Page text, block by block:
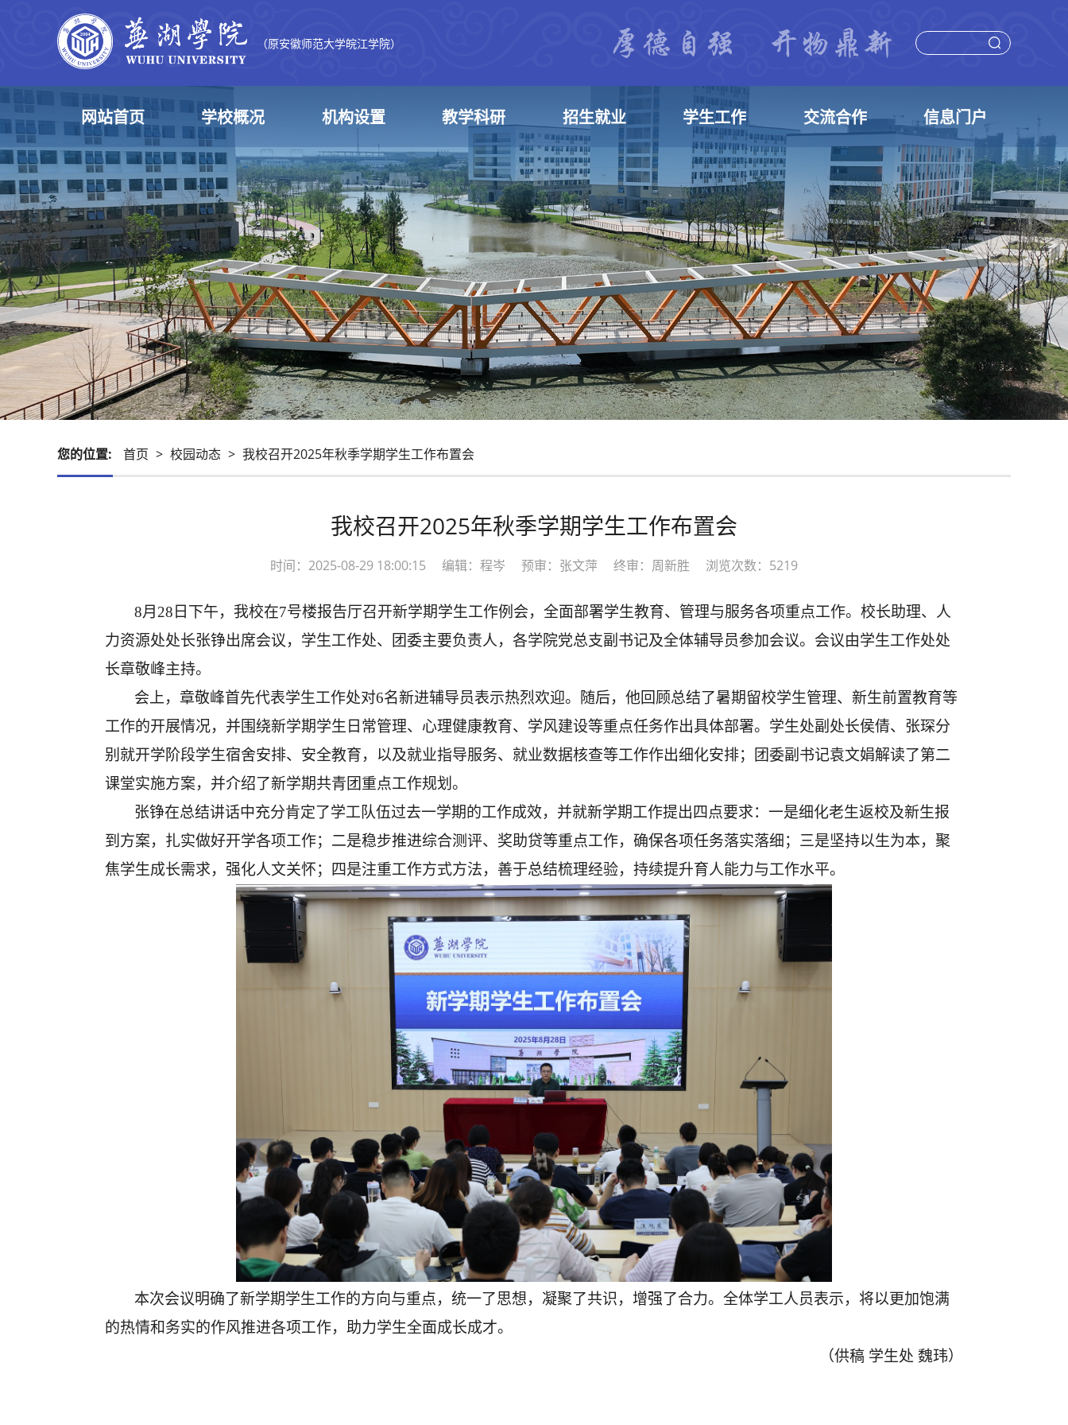
（原安徽师范大学皖江学院）
网站首页 学校概况 机构设置 教学科研 招生就业 学生工作 交流合作 信息门户
您的位置: 首页 > 校园动态 > 我校召开2025年秋季学期学生工作布置会
我校召开2025年秋季学期学生工作布置会
时间：2025-08-29 18:00:15 编辑：程岑 预审：张文萍 终审：周新胜 浏览次数：5219
8月28日下午，我校在7号楼报告厅召开新学期学生工作例会，全面部署学生教育、管理与服务各项重点工作。校长助理、人
力资源处处长张铮出席会议，学生工作处、团委主要负责人，各学院党总支副书记及全体辅导员参加会议。会议由学生工作处处
长章敬峰主持。
会上，章敬峰首先代表学生工作处对6名新进辅导员表示热烈欢迎。随后，他回顾总结了暑期留校学生管理、新生前置教育等
工作的开展情况，并围绕新学期学生日常管理、心理健康教育、学风建设等重点任务作出具体部署。学生处副处长侯倩、张琛分
别就开学阶段学生宿舍安排、安全教育，以及就业指导服务、就业数据核查等工作作出细化安排；团委副书记袁文娟解读了第二
课堂实施方案，并介绍了新学期共青团重点工作规划。
张铮在总结讲话中充分肯定了学工队伍过去一学期的工作成效，并就新学期工作提出四点要求：一是细化老生返校及新生报
到方案，扎实做好开学各项工作；二是稳步推进综合测评、奖助贷等重点工作，确保各项任务落实落细；三是坚持以生为本，聚
焦学生成长需求，强化人文关怀；四是注重工作方式方法，善于总结梳理经验，持续提升育人能力与工作水平。
本次会议明确了新学期学生工作的方向与重点，统一了思想，凝聚了共识，增强了合力。全体学工人员表示，将以更加饱满
的热情和务实的作风推进各项工作，助力学生全面成长成才。
（供稿 学生处 魏玮）